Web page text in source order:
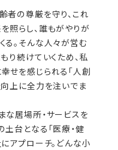
者の尊厳を守り、これ
照らし、誰もがやりが
る。そんな人々が営む
り続けていくため、私
せを感じられる「人創
向上に全力を注いでま
な居場所・サービスを
台となる「医療・健
アプローチ。どんな小